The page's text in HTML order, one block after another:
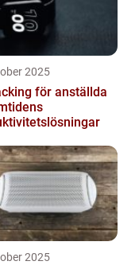
2025
för anställda
2025